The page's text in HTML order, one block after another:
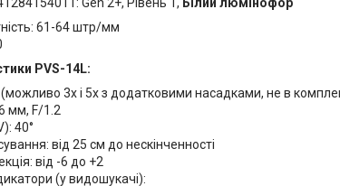
61-64 штр/мм
PVS-14L:
3х і 5х з додатковими насадками, не в
мм, F/1.2
40°
від 25 см до нескінченності
від -6 до +2
(у видошукачі):